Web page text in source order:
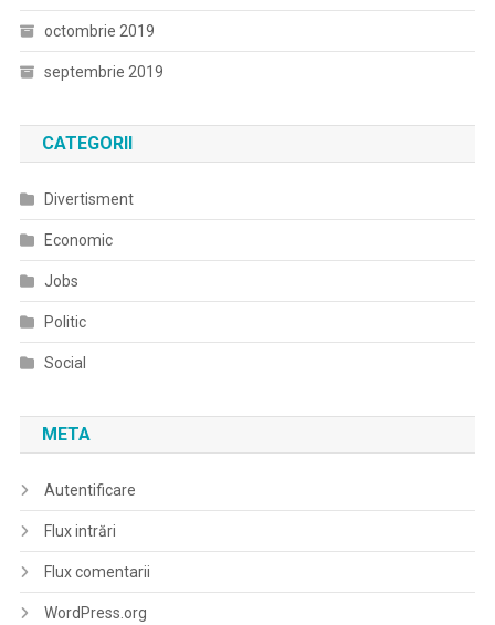
octombrie 2019
septembrie 2019
CATEGORII
Divertisment
Economic
Jobs
Politic
Social
META
Autentificare
Flux intrări
Flux comentarii
WordPress.org